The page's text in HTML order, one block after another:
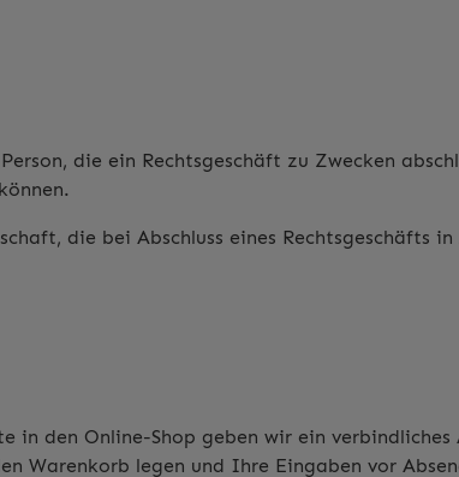
die ein Rechtsgeschäft zu Zwecken
die bei Abschluss eines Rechtsgeschäfts in
in den Online-Shop geben wir ein
Warenkorb legen und Ihre Eingaben vor